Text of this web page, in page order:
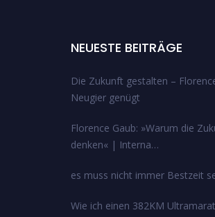
NEUESTE BEITRÄGE
Die Zukunft gestalten –
Neugier genügt
Florence Gaub: »Warum die
denken« | Interna…
es muss nicht immer Bestzeit
Wie ich einen 382KM